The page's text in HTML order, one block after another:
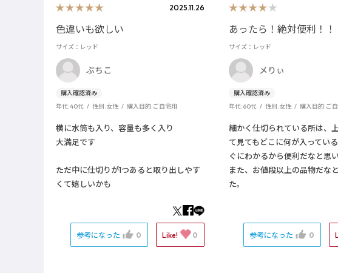
2025.11.26
色違いも欲しい
サイズ：レッド
ぶちこ
年代:40代 性別:女性 購入目的:ご自宅用
横に水筒も入り、容量も多く入り
大満足です
ただ中に仕切りが1つあると取り出しやす
くて嬉しいかも
参考になった 0 Like! 0
あったら！絶対便利！！
サイズ：レッド
メりぃ
年代:60代 性別:女性 購入目的:ご
細かく仕切られている所は、
て見てもどこに何が入ってい
ぐにわかるから便利だなと思い
また、お値段以上の品物だな
た。
参考になった 0